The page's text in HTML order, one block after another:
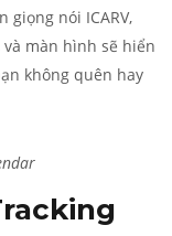
nói ICARV,
màn hình sẽ hiển
không quên hay